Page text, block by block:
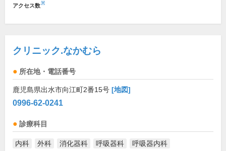
アクセス数※
クリニック.なかむら
所在地・電話番号
鹿児島県出水市向江町2番15号 [地図]
0996-62-0241
診療科目
内科 外科 消化器科 呼吸器科 呼吸器内科